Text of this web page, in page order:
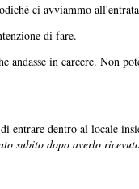
ci avviammo
di fare.
andasse in carcere. Non
entrare dentro al locale
subito dopo averlo